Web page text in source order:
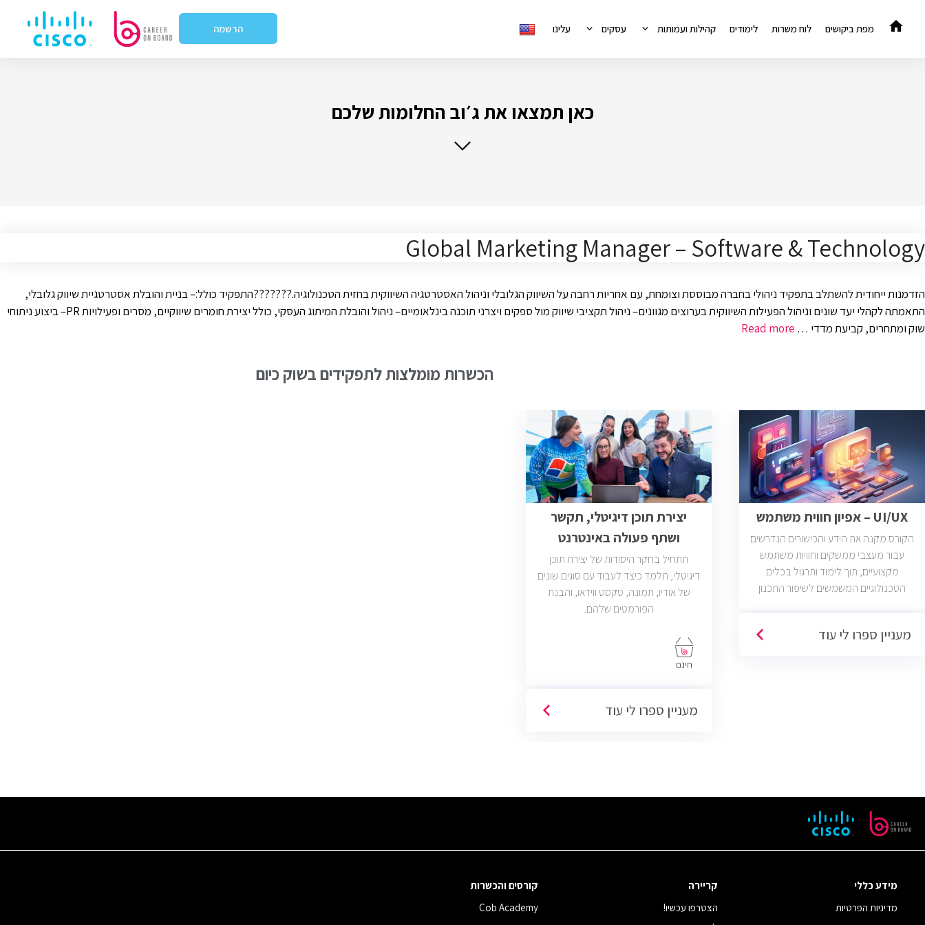
לתוכן
מפת ביקושים לוח משרות לימודים קהילות ועמותות עסקים עלינו הרשמה
כאן תמצאו את ג׳וב החלומות שלכם
Global Marketing Manager – Software & Technology
הזדמנות ייחודית להשתלב בתפקיד ניהולי בחברה מבוססת וצומחת, עם אחריות רחבה על השיווק הגלובלי וניהול האסטרטגיה השיווקית בחזית הטכנולוגיה.???????התפקיד כולל:– בניית והובלת אסטרטגיית שיווק גלובלי,
התאמתה לקהלי יעד שונים וניהול הפעילות השיווקית בערוצים מגוונים– ניהול תקציבי שיווק מול ספקים ויצרני תוכנה בינלאומיים– ניהול והובלת המיתוג העסקי, כולל יצירת חומרים שיווקיים, מסרים ופעילויות PR– ביצוע ניתוחי
שוק ומתחרים, קביעת מדדי … Read more
הכשרות מומלצות לתפקידים בשוק כיום
UI/UX – אפיון חווית משתמש
הקורס מקנה את הידע והכישורים הנדרשים
עבור מעצבי ממשקים וחוויות משתמש
מקצועיים, תוך לימוד ותרגול בכלים
הטכנולוגיים המשמשים לשיפור התכנון
ממשק וחווית משתמש פתוחות בשוק
מעניין ספרו לי עוד
יצירת תוכן דיגיטלי, תקשר
ושתף פעולה באינטרנט
תתחיל בחקר היסודות של יצירת תוכן
דיגיטלי, תלמד כיצד לעבוד עם סוגים שונים
של אודיו, תמונה, טקסט ווידאו, והבנת
הפורמטים שלהם.
חינם
מעניין ספרו לי עוד
מידע כללי
מדיניות הפרטיות
קריירה
הצטרפו עכשיו!
קורסים והכשרות
Cob Academy